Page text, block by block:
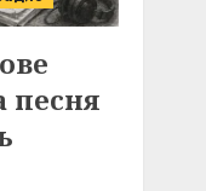
песня